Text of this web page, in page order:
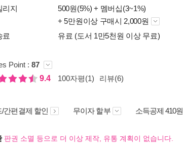
리지
500원(5%) + 멤버십(3~1%)
+ 5만원이상 구매시 2,000원
료
유료 (도서 1만5천원 이상 무료)
Point : 87
9.4
100자평(1) 리뷰(6)
/간편결제 할인 무이자 할부 소득공제 410원
판권 소멸 등으로 더 이상 제작, 유통 계획이 없습니다.